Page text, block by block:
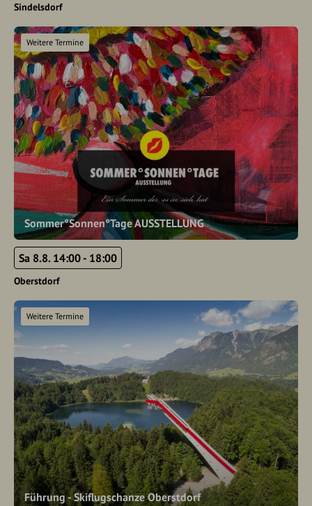
Sindelsdorf
Sommer°Sonnen°Tage AUSSTELLUNG
Weitere Termine
Sa 8.8. 14:00 - 18:00
Oberstdorf
Führung - Skiflugschanze Oberstdorf
Weitere Termine